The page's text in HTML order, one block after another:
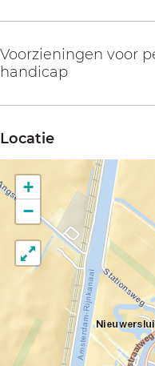
Voorzieningen voor
handicap
Locatie
+
−